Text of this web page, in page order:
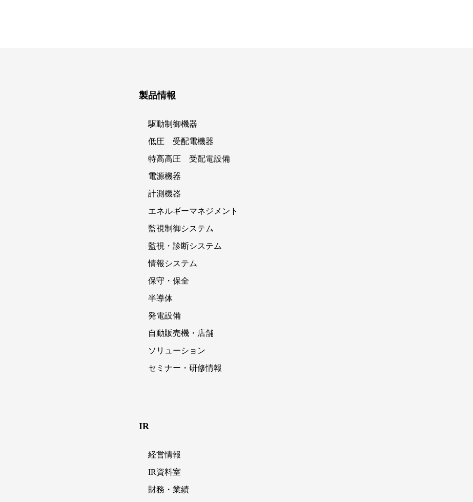
製品情報
駆動制御機器
低圧 受配電機器
特高高圧 受配電設備
電源機器
計測機器
エネルギーマネジメント
監視制御システム
監視・診断システム
情報システム
保守・保全
半導体
発電設備
自動販売機・店舗
ソリューション
セミナー・研修情報
IR
経営情報
IR資料室
財務・業績